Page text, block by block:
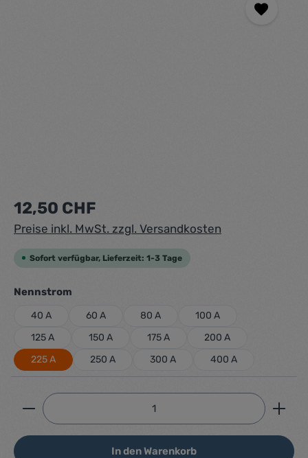
Regulärer Preis:
12,50 CHF
Preise inkl. MwSt. zzgl. Versandkosten
Sofort verfügbar, Lieferzeit: 1-3 Tage
Nennstrom
40 A 60 A 80 A
100 A
125 A
150 A 175 A
200 A
225 A
250 A 300 A 400 A
Produkt Anzahl: Gib den gewünschten Wert ein
In den Warenkorb